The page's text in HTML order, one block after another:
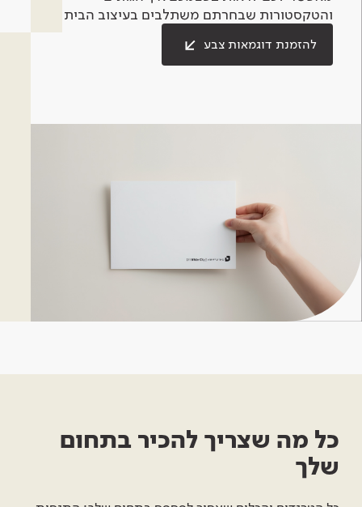
והטקסטורות שבחרתם משתלבים בעיצוב הבית.
להזמנת דוגמאות צבע
כל מה שצריך להכיר בתחום
שלך